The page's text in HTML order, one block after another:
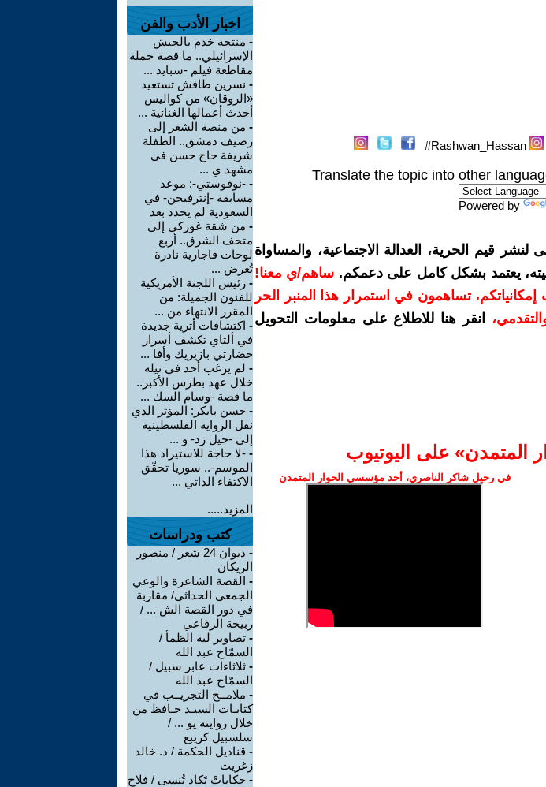
Rashwan_Hassan#
Translate the topic into other
Powered by
قيم الحرية، العدالة الاجتماعية، والمساواة
يعتمد بشكل كامل على دعمكم. ساهم/ي معنا!
أكثر حسب إمكانياتكم، تساهمون في استمرار هذا المنبر الحر
،
انقر هنا للاطلاع على معلومات التحويل
المتمدن» على اليوتيوب
في رحيل شاكر الناصري، أحد مؤسسي الحوار المتمدن
اخبار الأدب والفن
- منتجه خدم بالجيش
الإسرائيلي.. ما قصة حملة
مقاطعة فيلم -سبايد ...
- نسرين طافش تستعيد
«الروقان» من كواليس
أحدث أعمالها الغنائية ...
- من منصة الشعر إلى
رصيف دمشق.. الطفلة
شريفة حاج حسن في
مشهد ي ...
- -نوفوستي-: موعد
مسابقة -إنترفيجن- في
السعودية لم يحدد بعد
- من شقة غوركي إلى
متحف الشرق.. أربع
لوحات قاجارية نادرة
تُعرض ...
- رئيس اللجنة الأمريكية
للفنون الجميلة: من
المقرر الانتهاء من ...
- اكتشافات أثرية جديدة
في ألتاي تكشف أسرار
حضارتي بازيريك وأفا ...
- لم يرغب أحد في نيله
خلال عهد بطرس الأكبر..
ما قصة -وسام السك ...
- حسن بايكر: المؤثر الذي
نقل الرواية الفلسطينية
إلى -جيل زد- و ...
- -لا حاجة للاستيراد هذا
الموسم-.. سوريا تحقّق
الاكتفاء الذاتي ...
المزيد.....
كتب ودراسات
-
ديوان 24 شعر / منصور
الريكان
- القصة الشاعرة والوعي
الجمعي الحداثي/ مقاربة
في دور القصة الش ... /
ربيحة الرفاعي
- تصاوير لية الظمأ /
السمّاح عبد الله
- ثلاثاءات عابر سبيل /
السمّاح عبد الله
- ملامــح التجريــب في
كتابـات السيـد حـافظ من
خلال روايته يو ... /
سلسبيل كريبع
- قناديل الحكمة / د. خالد
زغريت
- حكاياتْ تَكاد تُنسى / فلاح